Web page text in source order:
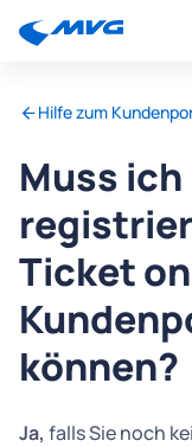
Hilfe zum
Muss
Ticket
können?
Ja, falls Sie noch